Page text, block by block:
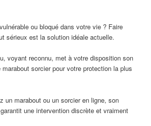
ou bloqué dans votre vie ? Faire
sérieux est la solution idéale actuelle.
voyant reconnu, met à votre disposition son
sorcier pour votre protection la plus
un marabout ou un sorcier en ligne, son
une intervention discrète et vraiment